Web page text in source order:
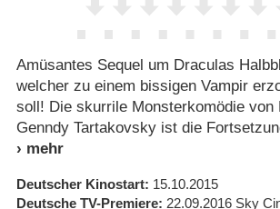
Amüsantes Sequel um Draculas
welcher zu einem bissigen Vampir
soll! Die skurrile Monsterkomödie von
Genndy Tartakovsky ist die
Deutscher Kinostart 15.10.2015
Deutsche TV-Premiere 22.09.2016 Sky